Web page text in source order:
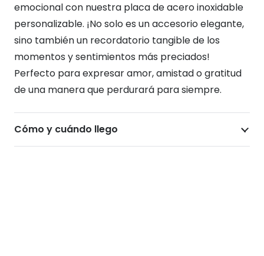
emocional con nuestra placa de acero inoxidable
personalizable. ¡No solo es un accesorio elegante,
sino también un recordatorio tangible de los
momentos y sentimientos más preciados!
Perfecto para expresar amor, amistad o gratitud
de una manera que perdurará para siempre.
Cómo y cuándo llego